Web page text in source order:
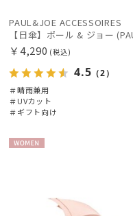
PAUL&JOE ACCESSOIRES
￥4,290 (税込)
4.5 （2）
＃晴雨兼用
＃UVカット
＃ギフト向け